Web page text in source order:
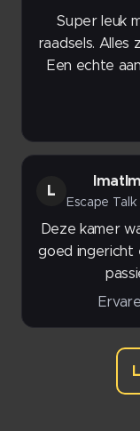
Super leuk
raadsels. Alles
Een echte
L
Escape Talk
Deze kamer
goed ingericht